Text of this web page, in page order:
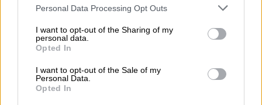
Please note that this website/app uses one or more Google
not limited to your visit or usage behaviour. You may click to
grant or deny consent to Google and its third-party tags to
use your data for below specified purposes in below Google
consent section.
Personal Data Processing Opt Outs
I want to opt-out of the Sharing of my
personal data.
Opted In
I want to opt-out of the Sale of my
Personal Data.
Opted In
στα 72,29 δολάρια λίγη ώρα αφού άνοιξαν οι
ασιατικές αγορές.
Η ναυσιπλοΐα ξανάρχισε στο στενό του
Ορμούζ μετά την υπογραφή του μνημονίου
κατανόησης, αλλά το εγχείρημα δεν ήταν